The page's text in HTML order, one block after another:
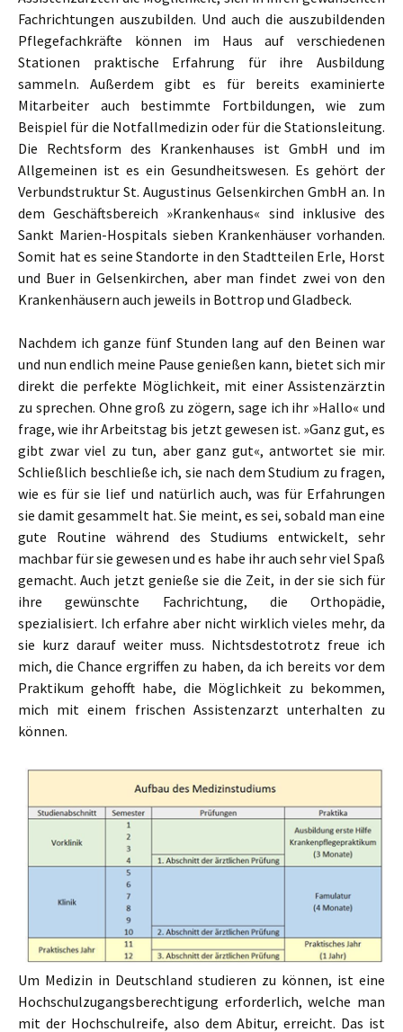
Fachrichtungen auszubilden. Und auch die auszubildenden
Pflegefachkräfte können im Haus auf verschiedenen
Stationen praktische Erfahrung für ihre Ausbildung
sammeln. Außerdem gibt es für bereits examinierte
Mitarbeiter auch bestimmte Fortbildungen, wie zum
Beispiel für die Notfallmedizin oder für die Stationsleitung.
Die Rechtsform des Krankenhauses ist GmbH und im
Allgemeinen ist es ein Gesundheitswesen. Es gehört der
Verbundstruktur St. Augustinus Gelsenkirchen GmbH an. In
dem Geschäftsbereich »Krankenhaus« sind inklusive des
Sankt Marien-Hospitals sieben Krankenhäuser vorhanden.
Somit hat es seine Standorte in den Stadtteilen Erle, Horst
und Buer in Gelsenkirchen, aber man findet zwei von den
Krankenhäusern auch jeweils in Bottrop und Gladbeck.
Nachdem ich ganze fünf Stunden lang auf den Beinen war
und nun endlich meine Pause genießen kann, bietet sich mir
direkt die perfekte Möglichkeit, mit einer Assistenzärztin
zu sprechen. Ohne groß zu zögern, sage ich ihr »Hallo« und
frage, wie ihr Arbeitstag bis jetzt gewesen ist. »Ganz gut, es
gibt zwar viel zu tun, aber ganz gut«, antwortet sie mir.
Schließlich beschließe ich, sie nach dem Studium zu fragen,
wie es für sie lief und natürlich auch, was für Erfahrungen
sie damit gesammelt hat. Sie meint, es sei, sobald man eine
gute Routine während des Studiums entwickelt, sehr
machbar für sie gewesen und es habe ihr auch sehr viel Spaß
gemacht. Auch jetzt genieße sie die Zeit, in der sie sich für
ihre gewünschte Fachrichtung, die Orthopädie,
spezialisiert. Ich erfahre aber nicht wirklich vieles mehr, da
sie kurz darauf weiter muss. Nichtsdestotrotz freue ich
mich, die Chance ergriffen zu haben, da ich bereits vor dem
Praktikum gehofft habe, die Möglichkeit zu bekommen,
mich mit einem frischen Assistenzarzt unterhalten zu
können.
Um Medizin in Deutschland studieren zu können, ist eine
Hochschulzugangsberechtigung erforderlich, welche man
mit der Hochschulreife, also dem Abitur, erreicht. Das ist